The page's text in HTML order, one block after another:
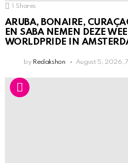
1 Shares
ARUBA, BONAIRE,
EN SABA NEMEN DEZE
WORLDPRIDE IN
by Redakshon August 5, 2026,